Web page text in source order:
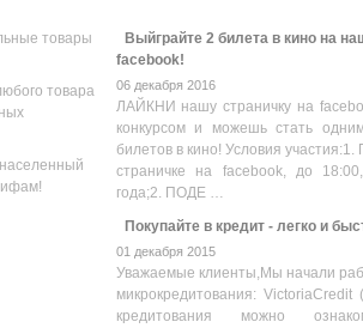
товары
товара
Выйграйте 2 билета в кино на
facebook!
06 декабря 2016
ЛАЙКНИ нашу страничку на
конкурсом и можешь стать
билетов в кино! Условия
страничке на facebook, до
года;2. ПОДЕ …
Покупайте в кредит - легко и
01 декабря 2015
Уважаемые клиенты,Мы начали
микрокредитования:
кредитования можно